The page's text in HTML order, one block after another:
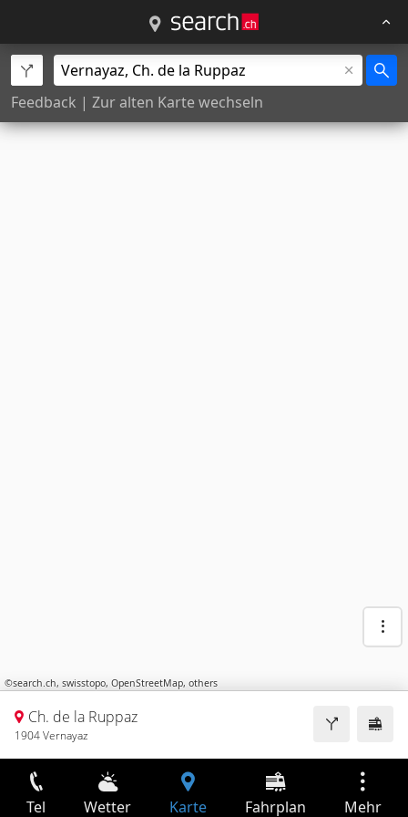
Feedback | Zur alten Karte wechseln
©search.ch, swisstopo, OpenStreetMap, others
Ch. de la Ruppaz
1904 Vernayaz
Tel Wetter Karte Fahrplan Mehr